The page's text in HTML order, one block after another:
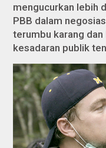
mengucurkan lebih
PBB dalam
terumbu karang dan
kesadaran publik